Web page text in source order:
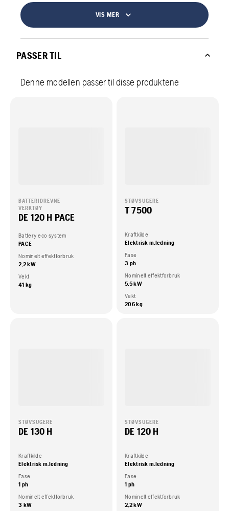
VIS MER
PASSER TIL
Denne modellen passer til disse produktene
BATTERIDREVNE
VERKTØY
DE 120 H PACE
Battery eco system
PACE
Nominelt effektforbruk
2,2 kW
Vekt
41 kg
STØVSUGERE
T 7500
Kraftkilde
Elektrisk m.ledning
Fase
3 ph
Nominelt effektforbruk
5,5 kW
Vekt
206 kg
STØVSUGERE
DE 130 H
Kraftkilde
Elektrisk m.ledning
Fase
1 ph
Nominelt effektforbruk
3 kW
STØVSUGERE
DE 120 H
Kraftkilde
Elektrisk m.ledning
Fase
1 ph
Nominelt effektforbruk
2,2 kW